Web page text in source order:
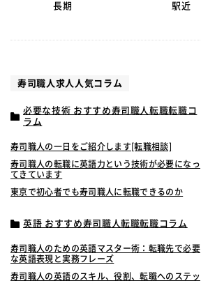
長期 駅近
寿司職人求人人気コラム
必要な技術 おすすめ寿司職人転職転職コ
ラム
寿司職人の一日をご紹介します[転職相談]
寿司職人の転職に英語力という技術が必要になっ
てきています
東京で初心者でも寿司職人に転職できるのか
英語 おすすめ寿司職人転職転職コラム
寿司職人のための英語マスター術：転職先で必要
な英語表現と実務フレーズ
寿司職人の英語のスキル、役割、転職へのステッ